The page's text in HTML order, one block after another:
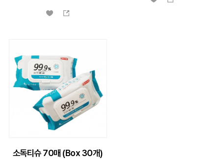
소독티슈 70매 (Box 30개)